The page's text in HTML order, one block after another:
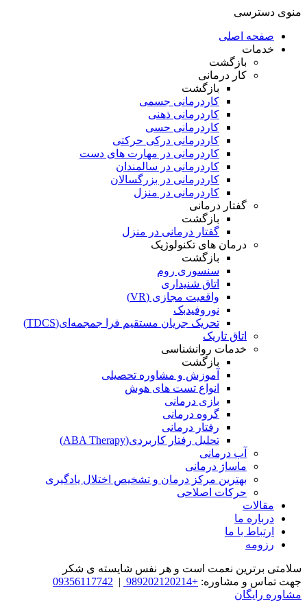
منوی دسترسی
صفحه اصلی
خدمات
بازگشت
کار درمانی
بازگشت
کاردرمانی جسمی
کاردرمانی ذهنی
کاردرمانی حسی
کاردرمانی درکی حرکتی
کاردرمانی در مهارت های دست
کاردرمانی در سالمندان
کاردرمانی در بزرگسالان
کاردرمانی در منزل
گفتار درمانی
بازگشت
گفتار درمانی در منزل
درمان های تکنولوژیک
بازگشت
سنسوری روم
اتاق شنیداری
واقعیت مجازی (VR)
نوروفیدبک
تحریک جریان مستقیم فرا جمجمه‌ای(TDCS)
اتاق تاریک
خدمات روانشناسی
بازگشت
آموزش و مشاوره تحصیلی
انواع تست های هوش
بازی درمانی
گروه درمانی
رفتار درمانی
تحلیل رفتار کاربردی(ABA Therapy)
آب درمانی
ماساژ درمانی
بهترین مرکز درمان و تشخیص اختلال یادگیری
حرکات اصلاحی
مقالات
درباره ما
ارتباط با ما
رزومه
سلامتی برترین نعمت است و هر نفس شایسته­ ی شکر
جهت تماس و مشاوره: +989202120214
|
09356117742
مشاوره رایگان